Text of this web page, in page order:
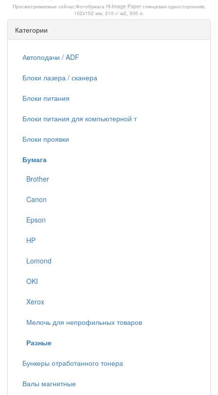
Просматриваемые сейчас:Фотобумага Hi-Image Paper глянцевая односторонняя,
102x152 мм, 210 г/ м2, 500 л.
Категории
Автоподачи / ADF
Блоки лазера / сканера
Блоки питания
Блоки питания для компьютерной т
Блоки проявки
Бумага
Brother
Canon
Epson
HP
Lomond
OKI
Xerox
Мелочь для непрофильных товаров
Разные
Бункеры отработанного тонера
Валы магнитные